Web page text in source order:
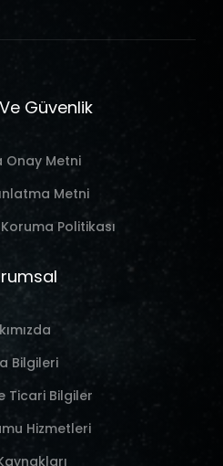
Güvenlik
Onay Metni
Metni
Politikası
Bilgileri
Ticari Bilgiler
Hizmetleri